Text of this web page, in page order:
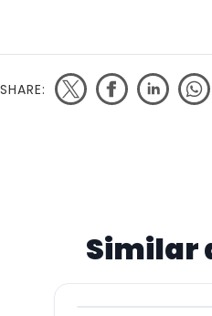
SHARE:
Similar